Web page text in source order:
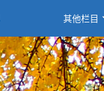
其他栏目